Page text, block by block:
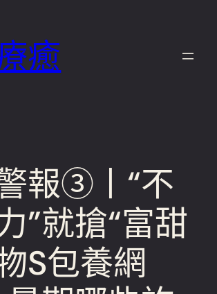
癒
報③丨“不
”就搶“富甜
S包養網